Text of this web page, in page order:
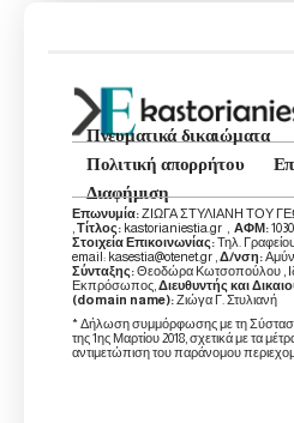
Πνευματικά δικαιώματα
Πολιτική απορρήτου
Διαφήμιση
Επωνυμία:ΖΙΩΓΑ ΣΤΥΛΙΑΝΗ ΤΟΥ
Τίτλος: kastorianiestia.gr , ΑΦΜ:
Στοιχεία Επικοινωνίας:Τηλ.
email: kasestia@otenet.gr , Δ/νση:
Σύνταξης:Θεοδώρα Κωτσοπούλου ,
Εκπρόσωπος, Διευθυντής και
(domain name):Ζιώγα Γ. Στυλιανή
* Δήλωση συμμόρφωσης με τη
της 1ης Μαρτίου 2018, σχετικά με τα
αντιμετώπιση του παράνομου